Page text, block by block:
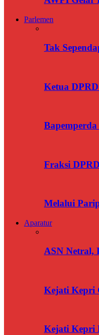
Parlemen
Tak
Ketua
Fraksi
Melalui
Aparatur
ASN Netral,
Kejati Kepri
Kejati Kepri